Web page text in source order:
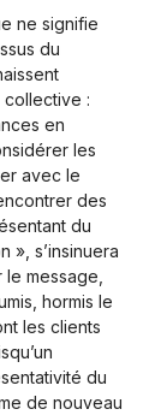
ne signifie
du
collective :
en
les
avec le
des
du
», s’insinuera
message,
hormis le
les clients
du
de nouveau